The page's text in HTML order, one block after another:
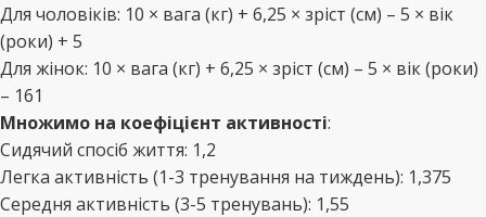
Для чоловіків: 10 × вага (кг) + 6,25 × зріст (см) – 5 × вік
(роки) + 5
Для жінок: 10 × вага (кг) + 6,25 × зріст (см) – 5 × вік (роки)
– 161
Множимо на коефіцієнт активності:
Сидячий спосіб життя: 1,2
Легка активність (1-3 тренування на тиждень): 1,375
Середня активність (3-5 тренувань): 1,55